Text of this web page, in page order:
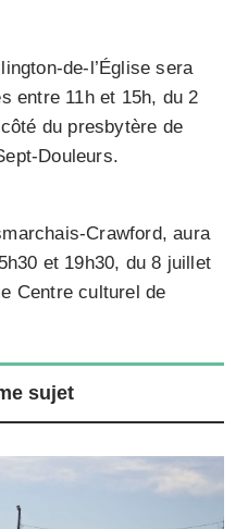
de-l’Église sera
entre 11h et 15h, du 2
du presbytère de
Douleurs.
Crawford, aura
et 19h30, du 8 juillet
Centre culturel de
sujet